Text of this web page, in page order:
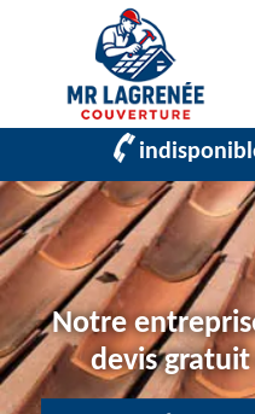
Notre
devis